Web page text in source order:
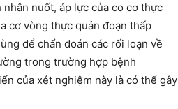
nuốt, áp lực của co cơ thực
cơ vòng thực quản đoạn thấp
để chẩn đoán các rối loạn về
trong trường hợp bệnh
của xét nghiệm này là có thể gây